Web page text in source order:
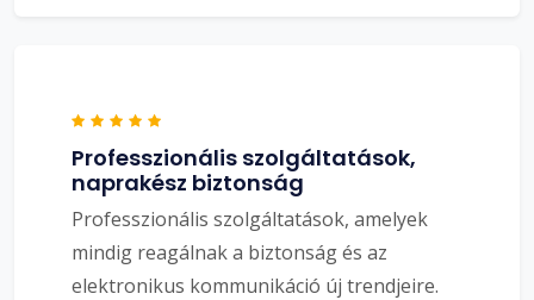
Professzionális szolgáltatások,
naprakész biztonság
Professzionális szolgáltatások, amelyek
mindig reagálnak a biztonság és az
elektronikus kommunikáció új trendjeire.